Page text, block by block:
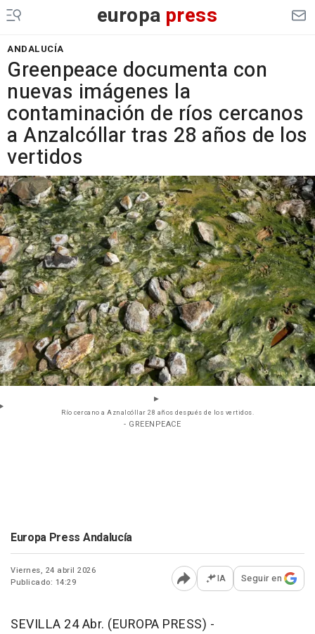
europa press
ANDALUCÍA
Greenpeace documenta con
nuevas imágenes la
contaminación de ríos cercanos
a Anzalcóllar tras 28 años de los
vertidos
Río cercano a Aznalcóllar 28 años después de los vertidos.
- GREENPEACE
Europa Press Andalucía
Viernes, 24 abril 2026
Publicado: 14:29
Abrir opciones para
IA Seguir en
SEVILLA 24 Abr. (EUROPA PRESS) -